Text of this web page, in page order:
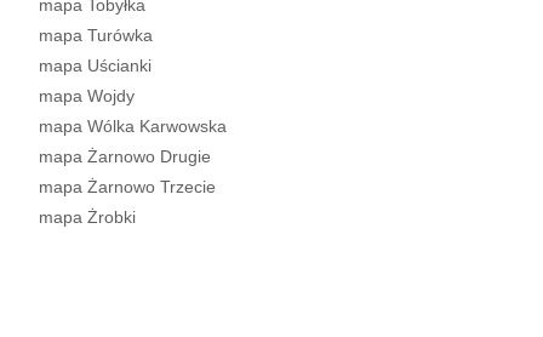
mapa Tobyłka
mapa Turówka
mapa Uścianki
mapa Wojdy
mapa Wólka Karwowska
mapa Żarnowo Drugie
mapa Żarnowo Trzecie
mapa Żrobki